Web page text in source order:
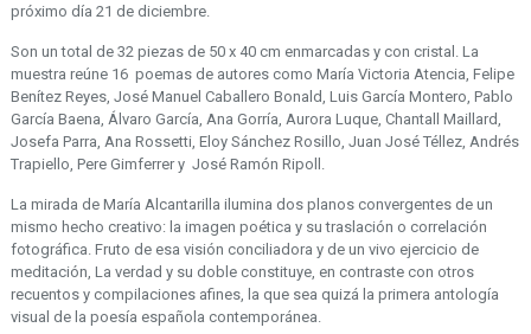
próximo día 21 de diciembre.
Son un total de 32 piezas de 50 x 40 cm enmarcadas y con cristal. La
muestra reúne 16 poemas de autores como María Victoria Atencia, Felipe
Benítez Reyes, José Manuel Caballero Bonald, Luis García Montero, Pablo
García Baena, Álvaro García, Ana Gorría, Aurora Luque, Chantall Maillard,
Josefa Parra, Ana Rossetti, Eloy Sánchez Rosillo, Juan José Téllez, Andrés
Trapiello, Pere Gimferrer y José Ramón Ripoll.
La mirada de María Alcantarilla ilumina dos planos convergentes de un
mismo hecho creativo: la imagen poética y su traslación o correlación
fotográfica. Fruto de esa visión conciliadora y de un vivo ejercicio de
meditación, La verdad y su doble constituye, en contraste con otros
recuentos y compilaciones afines, la que sea quizá la primera antología
visual de la poesía española contemporánea.